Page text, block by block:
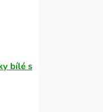
bílé s